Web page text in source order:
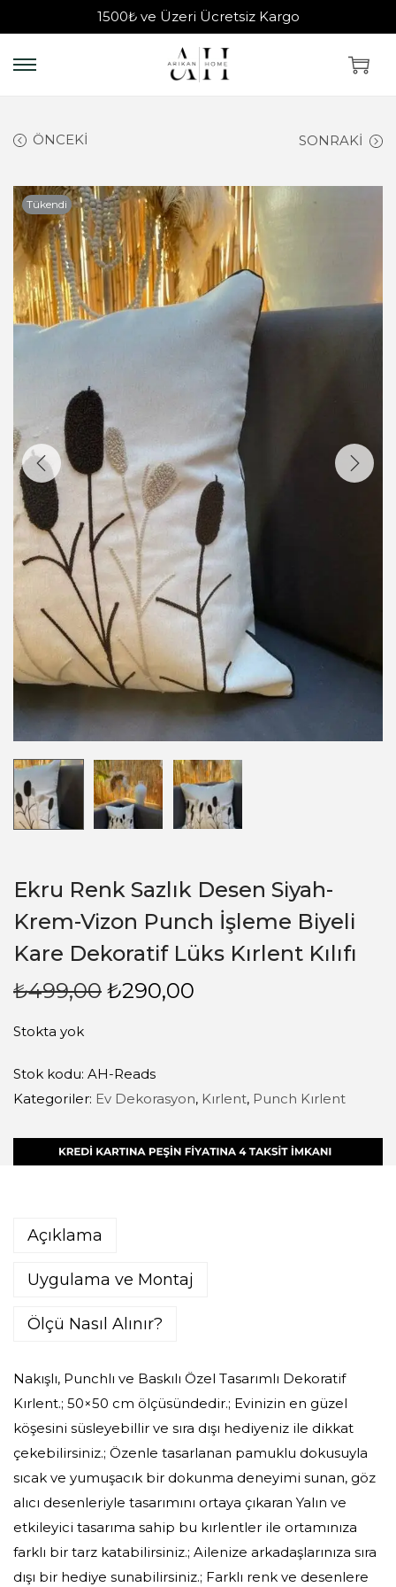
1500₺ ve Üzeri Ücretsiz Kargo
ÖNCEKI SONRAKI
Tükendi
Ekru Renk Sazlık Desen Siyah-
Krem-Vizon Punch İşleme Biyeli
Kare Dekoratif Lüks Kırlent Kılıfı
₺499,00 ₺290,00
Stokta yok
Stok kodu: AH-Reads
Kategoriler: Ev Dekorasyon, Kırlent, Punch Kırlent
Açıklama
Uygulama ve Montaj
Ölçü Nasıl Alınır?
Nakışlı, Punchlı ve Baskılı Özel Tasarımlı Dekoratif
Kırlent.; 50×50 cm ölçüsündedir.; Evinizin en güzel
köşesini süsleyebillir ve sıra dışı hediyeniz ile dikkat
çekebilirsiniz.; Özenle tasarlanan pamuklu dokusuyla
sıcak ve yumuşacık bir dokunma deneyimi sunan, göz
alıcı desenleriyle tasarımını ortaya çıkaran Yalın ve
etkileyici tasarıma sahip bu kırlentler ile ortamınıza
farklı bir tarz katabilirsiniz.; Ailenize arkadaşlarınıza sıra
dışı bir hediye sunabilirsiniz.; Farklı renk ve desenlere